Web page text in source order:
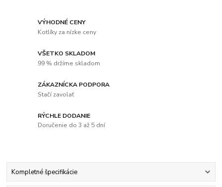
VÝHODNÉ CENY
Kotlíky za nízke ceny
VŠETKO SKLADOM
99 % držíme skladom
ZÁKAZNÍCKA PODPORA
Stačí zavolať
RÝCHLE DODANIE
Doručenie do 3 až 5 dní
Kompletné špecifikácie